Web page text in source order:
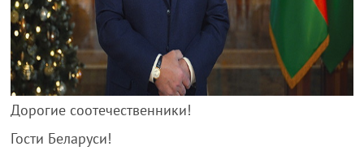
Дорогие соотечественники!
Гости Беларуси!